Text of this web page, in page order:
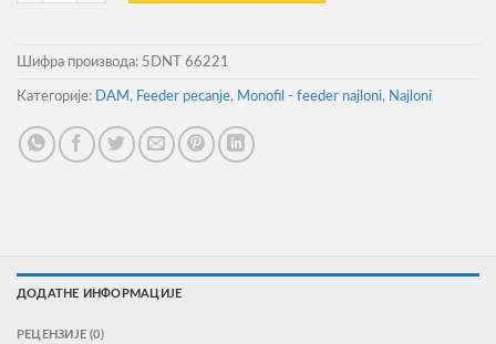
Шифра производа: 5DNT 66221
Категорије: DAM , Feeder pecanje, Monofil - feeder najloni, Najloni
ДОДАТНЕ ИНФОРМАЦИЈЕ
РЕЦЕНЗИЈЕ (0)